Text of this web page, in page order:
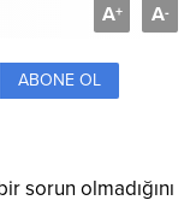
A+ A-
ABONE OL
sorun olmadığını